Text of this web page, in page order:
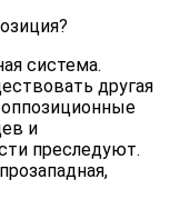
система.
другая
и
преследуют.